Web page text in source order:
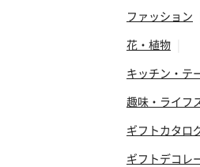
ファッション
花・植物
キッチン・テ
趣味・ライフ
ギフトカタロ
ギフトデコレ